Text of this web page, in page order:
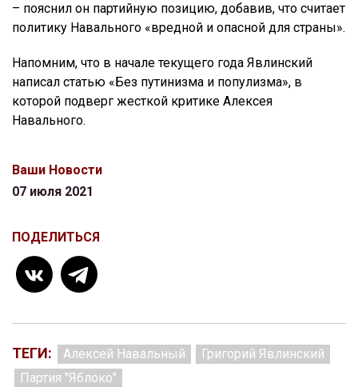
– пояснил он партийную позицию, добавив, что считает
политику Навального «вредной и опасной для страны».
Напомним, что в начале текущего года Явлинский
написал статью «Без путинизма и популизма», в
которой подверг жесткой критике Алексея
Навального.
Ваши Новости
07 июля 2021
ПОДЕЛИТЬСЯ
ТЕГИ: Алексей Навальный
Григорий Явлинский
Партия "Яблоко"